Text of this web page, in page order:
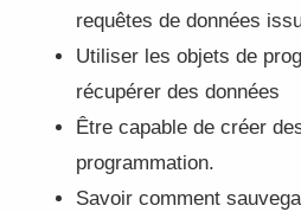
requêtes de données
Utiliser les objets de
récupérer des données
Être capable de créer
programmation.
Savoir comment